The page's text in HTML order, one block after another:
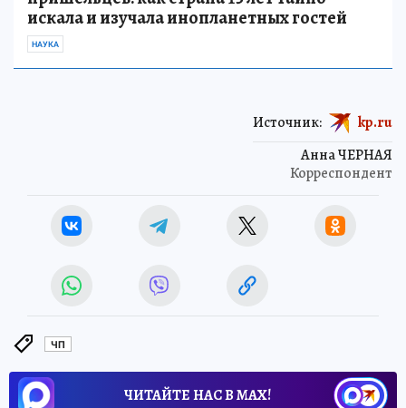
искала и изучала инопланетных гостей
НАУКА
Анна ЧЕРНАЯ
Корреспондент
Источник: kp.ru
ЧП
ЧИТАЙТЕ НАС В МАХ!